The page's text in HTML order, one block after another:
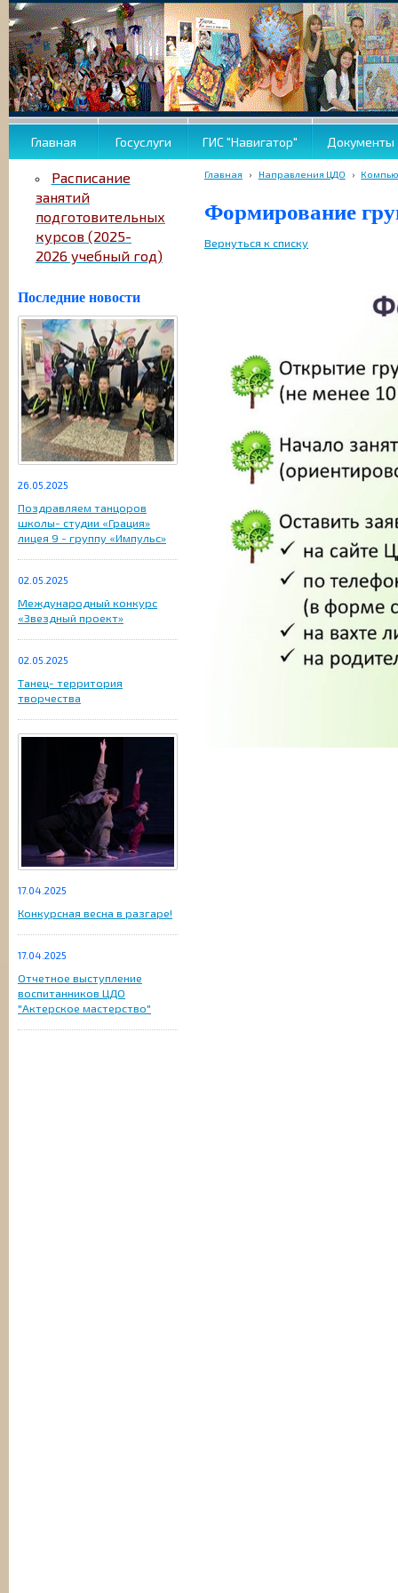
Главная Госуслуги ГИС "Навигатор" Документы
Расписание
занятий
подготовительных
курсов (2025-
2026 учебный год)
Последние новости
26.05.2025
Поздравляем танцоров
школы- студии «Грация»
лицея 9 - группу «Импульс»
02.05.2025
Международный конкурс
«Звездный проект»
02.05.2025
Танец- территория
творчества
17.04.2025
Конкурсная весна в разгаре!
17.04.2025
Отчетное выступление
воспитанников ЦДО
"Актерское мастерство"
Главная › Направления ЦДО ›
Формирование
Вернуться к списку